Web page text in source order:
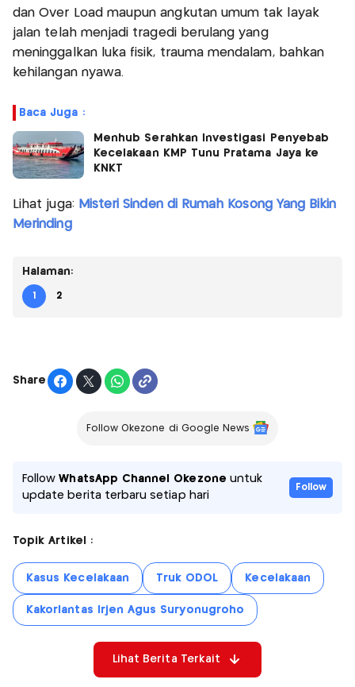
dan Over Load maupun angkutan umum tak layak
jalan telah menjadi tragedi berulang yang
meninggalkan luka fisik, trauma mendalam, bahkan
kehilangan nyawa.
Baca Juga :
Menhub Serahkan Investigasi Penyebab
Kecelakaan KMP Tunu Pratama Jaya ke
KNKT
Lihat juga: Misteri Sinden di Rumah Kosong Yang Bikin
Merinding
Halaman:
1 2
Share
Follow Okezone di Google News
FollowWhatsApp Channel Okezone untuk
update berita terbaru setiap hari
Follow
Topik Artikel :
Kasus Kecelakaan Truk ODOL Kecelakaan
Kakorlantas Irjen Agus Suryonugroho
Lihat Berita Terkait